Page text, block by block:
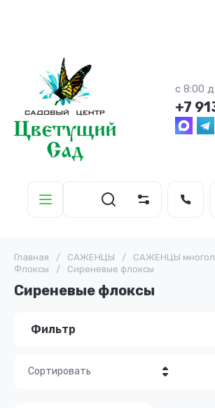
с 8:00
+7
Главная / САЖЕНЦЫ / САЖЕНЦЫ
Флоксы
/ Сиреневые флоксы
Сиреневые флоксы
Фильтр
Сортировать